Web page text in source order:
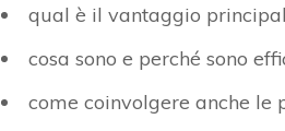
qual è il vantaggio
cosa sono e perché sono
come coinvolgere anche